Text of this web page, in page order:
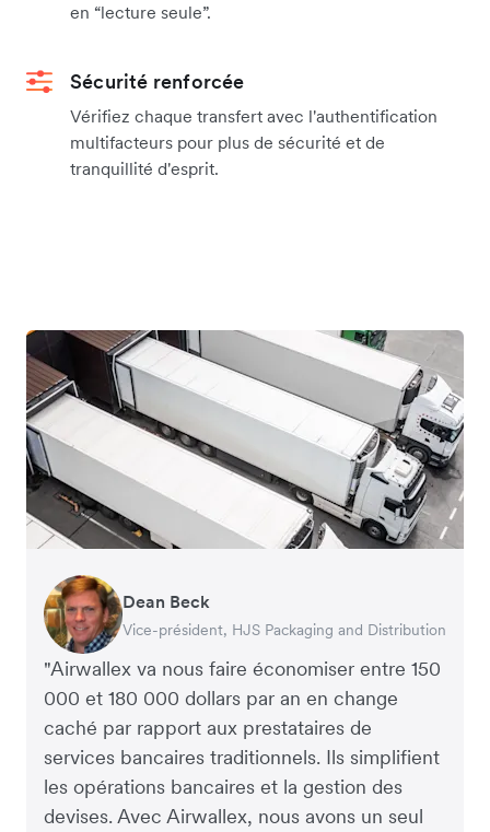
en “lecture seule”.
Sécurité renforcée
Vérifiez chaque transfert avec l'authentification
multifacteurs pour plus de sécurité et de
tranquillité d'esprit.
"Airwallex va nous faire économiser entre 150
000 et 180 000 dollars par an en change
caché par rapport aux prestataires de
services bancaires traditionnels. Ils simplifient
les opérations bancaires et la gestion des
devises. Avec Airwallex, nous avons un seul
Dean Beck
Vice-président, HJS Packaging and Distribution
Hari Polavarapu
PDG, Taxila Stone
Murray Kester
PDG, Cosmetics Now – eCommerce
Gauri Nanda
PDG, Clocky